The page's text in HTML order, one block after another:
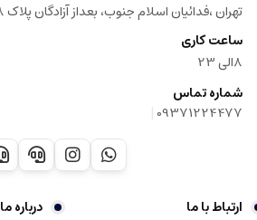
تهران ،فدائیان اسلام جنوب، بعداز آزادگان پلاک 618
ساعت کاری
8الی 23
شماره تماس
09371224477
|
ارتباط با ما درباره ما